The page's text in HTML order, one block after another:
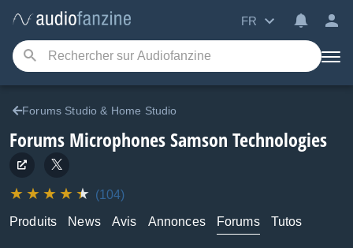
FR
Forums Studio & Home Studio
Forums Microphones Samson Technologies
(104)
Produits
News Avis Annonces Forums Tutos